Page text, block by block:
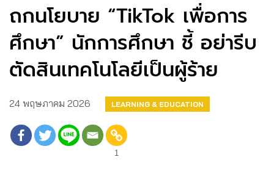
ถกนโยบาย “TikTok เพื่อการ
ศึกษา” นักการศึกษา ชี้ อย่ารีบ
ตัดสินเทคโนโลยีเป็นผู้ร้าย
24 พฤษภาคม 2026 LEARNING & EDUCATION
1